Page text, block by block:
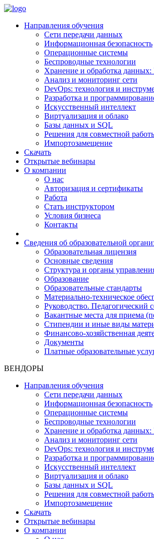
Направления обучения
Сети передачи данных
Информационная безопасность
Операционные системы
Беспроводные технологии
Хранение и обработка
Анализ и мониторинг сети
DevOps: технология и
Разработка и
Искусственный интеллект
Виртуализация и облако
Базы данных и SQL
Решения для совместной
Импортозамещение
Скачать
Открытые вебинары
О компании
О нас
Авторизация и сертификаты
Работа
Стать инструктором
Условия бизнеса
Контакты
Сведения об образовательной
Образовательная лицензия
Основные сведения
Структура и органы
Образование
Образовательные стандарты
Материально-техническое
Руководство. Педагогический
Вакантные места для приема
Стипендии и иные виды
Финансово-хозяйственная
Документы
Платные образовательные
ВЕНДОРЫ
Направления обучения
Сети передачи данных
Информационная безопасность
Операционные системы
Беспроводные технологии
Хранение и обработка
Анализ и мониторинг сети
DevOps: технология и
Разработка и
Искусственный интеллект
Виртуализация и облако
Базы данных и SQL
Решения для совместной
Импортозамещение
Скачать
Открытые вебинары
О компании